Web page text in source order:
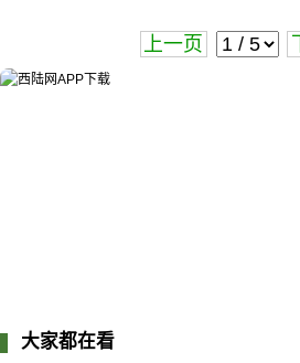
上一页
大家都在看